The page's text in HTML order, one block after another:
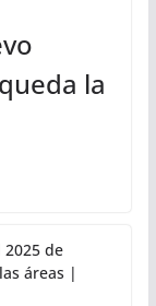
la
de
áreas |